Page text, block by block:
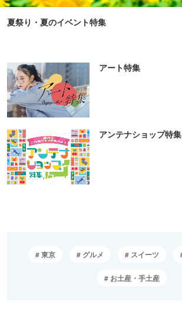
夏祭り・夏のイベント特集
アート特集
アンテナショップ特集
東京 グルメ スイーツ
お土産・手土産